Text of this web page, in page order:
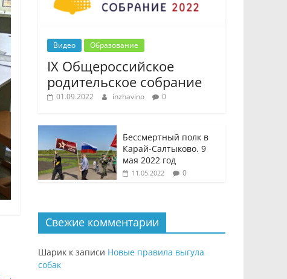
Видео Образование
IX Общероссийское
родительское собрание
01.09.2022 inzhavino 0
Бессмертный полк в
Карай-Салтыково. 9
мая 2022 год
11.05.2022 0
Свежие комментарии
Шарик к записи Новые правила выгула
собак